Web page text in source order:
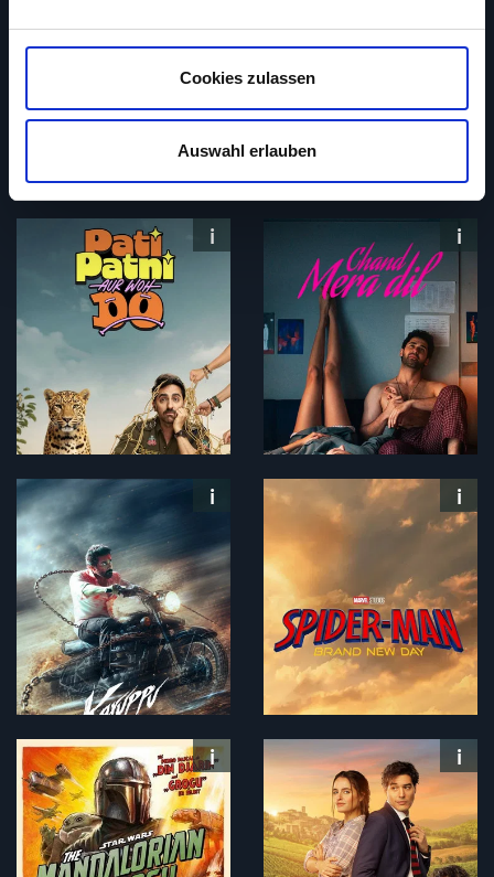
Abschnitt Einzelheitenfest.
aus den Jahren 1910 bis 2010 kostenlos ansehen. Bitte
beachte, dass dieser Service ohne Unterstützung
verwenden Cookies, um Inhalte und Anzeigen
auszuspielen und zu personalisieren, Funktionen für
soziale Medien anbieten zu können und die Zugriffe auf
unsere Website zu analysieren. Außerdem geben wir
Informationen zu deiner Verwendung unserer Website an
unsere Partner für soziale Medien, Werbung und
Analysen weiter. Unsere Partner führen diese
Informationen möglicherweise mit weiteren Daten
zusammen, die du ihnen bereitgestellt hast oder welche
sie im Rahmen deiner Nutzung der Dienste gesammelt
widerrufen.
Cookies zulassen
Auswahl erlauben